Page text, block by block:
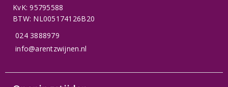
KvK: 95795588
BTW: NL005174126B20
024 3888979
info@arentzwijnen.nl